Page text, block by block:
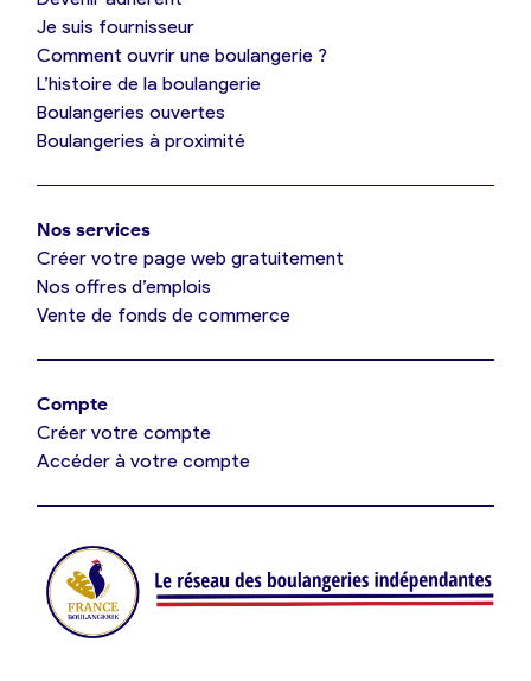
Je découvre France Boulangerie
Mes tarifs
Je référence ma boulangerie (gratuit)
Offres d’emploi
Je suis fournisseur
Je crée mon compte
Oui, appeler
Non, annuler
Je suis fournisseur
Comment ouvrir une boulangerie ?
L’histoire de la boulangerie
Boulangeries ouvertes
Boulangeries à proximité
Nos services
Créer votre page web gratuitement
Nos offres d’emplois
Vente de fonds de commerce
Compte
Créer votre compte
Accéder à votre compte